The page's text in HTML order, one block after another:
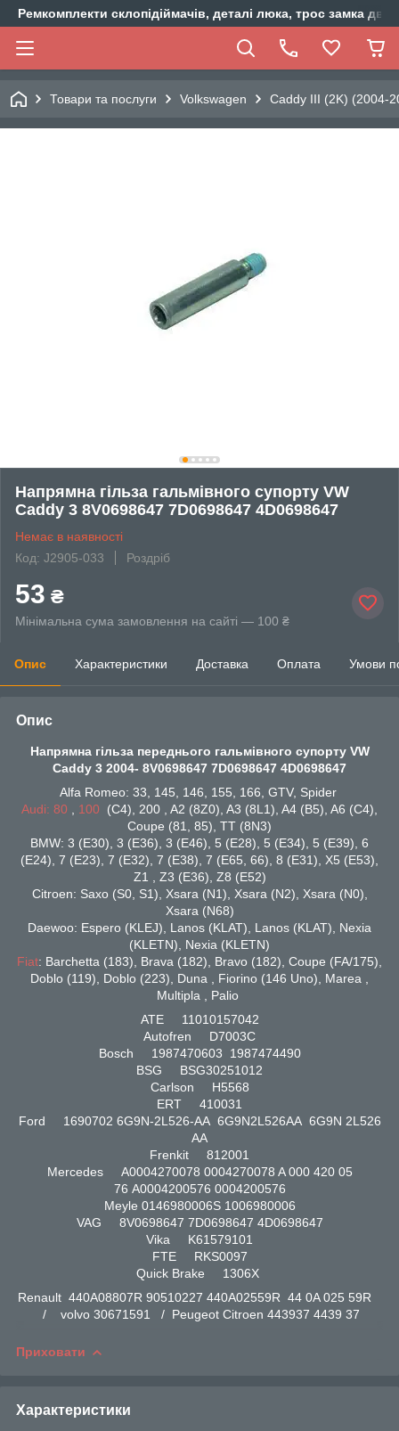
Ремкомплекти склопідіймачів, деталі люка, трос замка
Товари та послуги Volkswagen Caddy III (2K) (2004-
Напрямна гільза гальмівного супорту VW
Caddy 3 8V0698647 7D0698647 4D0698647
Немає в наявності
Код: J2905-033
Роздріб
53 ₴
Мінімальна сума замовлення на сайті — 100 ₴
Опис Характеристики Доставка Оплата Умови
Опис
Напрямна гільза переднього гальмівного супорту VW
Caddy 3 2004- 8V0698647 7D0698647 4D0698647
Alfa Romeo: 33, 145, 146, 155, 166, GTV, Spider
Audi: 80
100 (C4), 200 , A2 (8Z0), A3 (8L1), A4 (B5), A6 (C4),
Coupe (81, 85), TT (8N3)
BMW: 3 (E30), 3 (E36), 3 (E46), 5 (E28), 5 (E34), 5 (E39), 6
(E24), 7 (E23), 7 (E32), 7 (E38), 7 (E65, 66), 8 (E31), X5 (E53),
Z1 , Z3 (E36), Z8 (E52)
Citroen: Saxo (S0, S1), Xsara (N1), Xsara (N2), Xsara (N0),
Xsara (N68)
Daewoo: Espero (KLEJ), Lanos (KLAT), Lanos (KLAT), Nexia
(KLETN), Nexia (KLETN)
Fiat: Barchetta (183), Brava (182), Bravo (182), Coupe (FA/175),
Doblo (119), Doblo (223), Duna , Fiorino (146 Uno), Marea ,
Multipla , Palio
ATE 11010157042
Autofren D7003C
Bosch 1987470603 1987474490
BSG BSG30251012
Carlson H5568
ERT 410031
Ford 1690702 6G9N-2L526-AA 6G9N2L526AA 6G9N 2L526
AA
Frenkit 812001
Mercedes A0004270078 0004270078 A 000 420 05
76 A0004200576 0004200576
Meyle 0146980006S 1006980006
VAG 8V0698647 7D0698647 4D0698647
Vika K61579101
FTE RKS0097
Quick Brake 1306X
Renault 440A08807R 90510227 440A02559R 44 0A 025 59R
/ volvo 30671591 / Peugeot Citroen 443937 4439 37
Приховати
Характеристики